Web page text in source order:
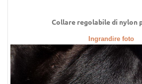
Collare regolabile di nylon
Ingrandire foto